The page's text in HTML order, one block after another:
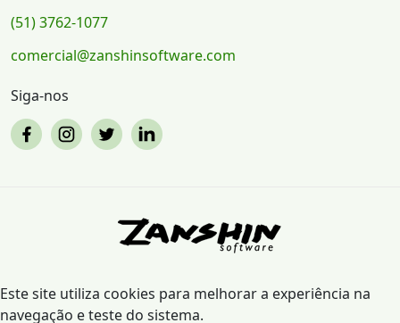
(51) 3762-1077
comercial@zanshinsoftware.com
Siga-nos
Este site utiliza cookies para melhorar a experiência na
navegação e teste do sistema.